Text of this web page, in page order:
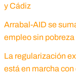
y Cádiz
Arrabal-AID se
empleo sin pobreza
La regularización
está en marcha